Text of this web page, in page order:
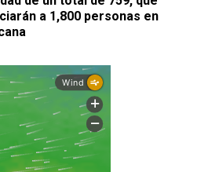
a 1,800 personas en